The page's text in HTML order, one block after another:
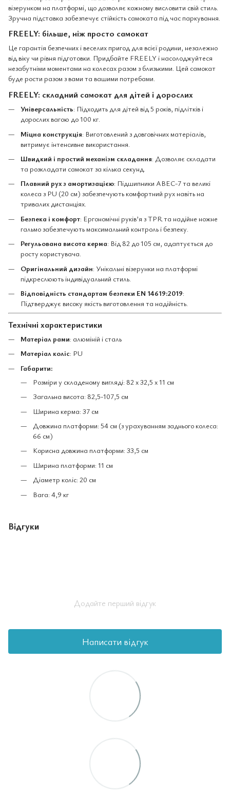
візерунком на платформі, що дозволяє кожному висловити свій стиль.
Зручна підставка забезпечує стійкість самоката під час паркування.
FREELY: більше, ніж просто самокат
Це гарантія безпечних і веселих пригод для всієї родини, незалежно
від віку чи рівня підготовки. Придбайте FREELY і насолоджуйтеся
незабутніми моментами на колесах разом з близькими. Цей самокат
буде рости разом з вами та вашими потребами.
FREELY: складний самокат для дітей і дорослих
Універсальність: Підходить для дітей від 5 років, підлітків і
дорослих вагою до 100 кг.
Міцна конструкція: Виготовлений з довговічних матеріалів,
витримує інтенсивне використання.
Швидкий і простий механізм складання: Дозволяє складати
та розкладати самокат за кілька секунд.
Плавний рух з амортизацією: Підшипники ABEC-7 та великі
колеса з PU (20 см) забезпечують комфортний рух навіть на
тривалих дистанціях.
Безпека і комфорт: Ергономічні руків’я з TPR та надійне ножне
гальмо забезпечують максимальний контроль і безпеку.
Регульована висота керма: Від 82 до 105 см, адаптується до
росту користувача.
Оригінальний дизайн: Унікальні візерунки на платформі
підкреслюють індивідуальний стиль.
Відповідність стандартам безпеки EN 14619:2019:
Підтверджує високу якість виготовлення та надійність.
Технічні характеристики
Матеріал рами: алюміній і сталь
Матеріал коліс: PU
Габарити:
Розміри у складеному вигляді: 82 x 32,5 x 11 см
Загальна висота: 82,5-107,5 см
Ширина керма: 37 см
Довжина платформи: 54 см (з урахуванням заднього колеса:
66 см)
Корисна довжина платформи: 33,5 см
Ширина платформи: 11 см
Діаметр коліс: 20 см
Вага: 4,9 кг
Відгуки
Додайте перший відгук
Написати відгук